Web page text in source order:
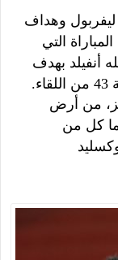
وهداف
التي
أنفيلد بهدف
من أرض
منهما كل من